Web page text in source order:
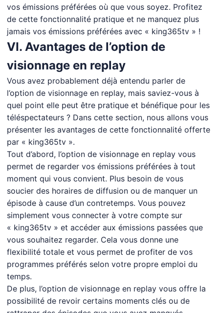
vos émissions préférées où que vous soyez. Profitez
de cette fonctionnalité pratique et ne manquez plus
jamais vos émissions préférées avec « king365tv » !
VI. Avantages de l’option de
visionnage en replay
Vous avez probablement déjà entendu parler de
l’option de visionnage en replay, mais saviez-vous à
quel point elle peut être pratique et bénéfique pour les
téléspectateurs ? Dans cette section, nous allons vous
présenter les avantages de cette fonctionnalité offerte
par « king365tv ».
Tout d’abord, l’option de visionnage en replay vous
permet de regarder vos émissions préférées à tout
moment qui vous convient. Plus besoin de vous
soucier des horaires de diffusion ou de manquer un
épisode à cause d’un contretemps. Vous pouvez
simplement vous connecter à votre compte sur
« king365tv » et accéder aux émissions passées que
vous souhaitez regarder. Cela vous donne une
flexibilité totale et vous permet de profiter de vos
programmes préférés selon votre propre emploi du
temps.
De plus, l’option de visionnage en replay vous offre la
possibilité de revoir certains moments clés ou de